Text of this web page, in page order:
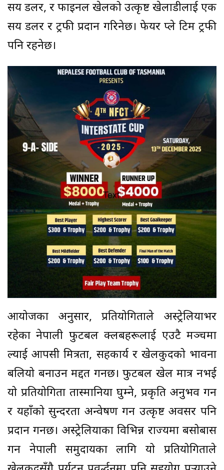
सय डलर, र फाइनल खेलको उत्कृष्ट खेलाडीलाई एक
सय डलर र ट्रफी प्रदान गरिनेछ। फेयर प्ले टिम ट्रफी
पनि रहनेछ।
आयोजका अनुसार, प्रतियोगिताले अस्ट्रेलियाभर
रहेका नेपाली फुटबल क्लबहरूलाई एउटै मञ्चमा
ल्याई आपसी मित्रता, सहकार्य र खेलकुदको भावना
बलियो बनाउन मद्दत गर्नेछ। फुटबल खेल मात्र नभई
यो प्रतियोगिता तास्मानिया घुम्ने, प्रकृति अनुभव गर्ने
र यहाँको सुन्दरता अन्वेषण गर्ने उत्कृष्ट अवसर पनि
प्रदान गर्नेछ। अस्ट्रेलियाका विभिन्न राज्यमा बसोबास
गर्ने नेपाली समुदायका लागि यो प्रतियोगिताले